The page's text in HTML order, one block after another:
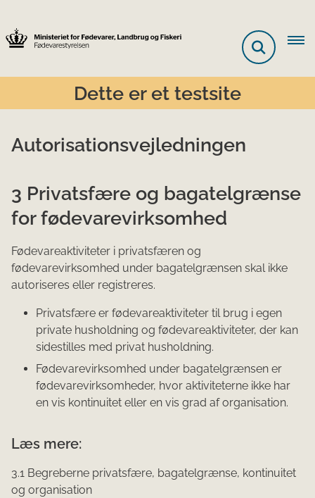
Dette er et testsite
Autorisationsvejledningen
3 Privatsfære og bagatelgrænse
for fødevarevirksomhed
Fødevareaktiviteter i privatsfæren og
fødevarevirksomhed under bagatelgrænsen skal ikke
autoriseres eller registreres.
Privatsfære er fødevareaktiviteter til brug i egen
private husholdning og fødevareaktiviteter, der kan
sidestilles med privat husholdning.
Fødevarevirksomhed under bagatelgrænsen er
fødevarevirksomheder, hvor aktiviteterne ikke har
en vis kontinuitet eller en vis grad af organisation.
Læs mere:
3.1 Begreberne privatsfære, bagatelgrænse, kontinuitet
og organisation